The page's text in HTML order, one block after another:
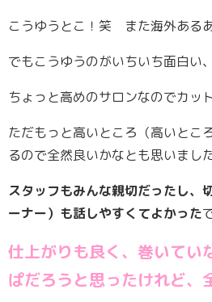
こうゆうとこ！笑 また海外ある
でもこうゆうのがいちいち面白い
ちょっと高めのサロンなのでカッ
ただもっと高いところ（高いとこ
るので全然良いかなとも思いました
スタッフもみんな親切だったし、
ーナー）も話しやすくてよかった
仕上がりも良く、巻いてい
ぱだろうと思ったけれど